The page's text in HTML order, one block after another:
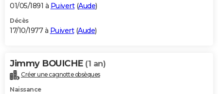
01/05/1891 à Puivert(Aude)
Décès
17/10/1977 à Puivert(Aude)
Jimmy BOUICHE (1 an)
Créer une cagnotte obsèques
Naissance